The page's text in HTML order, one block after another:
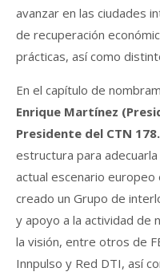
avanzar en las ciudades
de recuperación
prácticas, así como
En el capítulo de
Enrique Martínez
Presidente del CTN 178.
estructura para
actual escenario europeo
creado un Grupo de
y apoyo a la actividad de
la visión, entre otros de
Innpulso y Red DTI, así